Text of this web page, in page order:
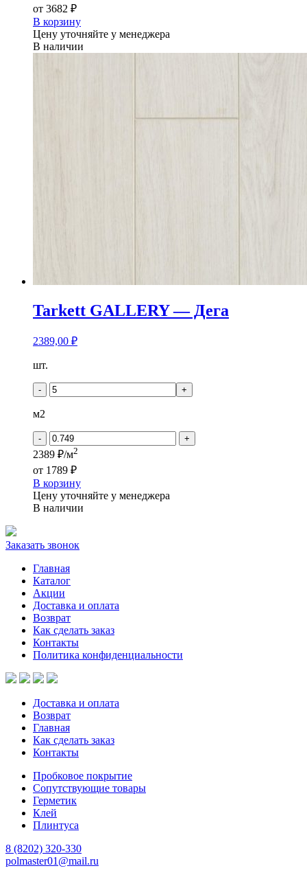
от 3682 ₽
В корзину
Цену уточняйте у менеджера
В наличии
Tarkett GALLERY — Дега
2389,00 ₽
Количество
Tarkett
-
шт.
- +
м2
- +
2389 ₽/м2
от 1789 ₽
В корзину
Цену уточняйте у менеджера
В наличии
Заказать звонок
Главная
Каталог
Акции
Доставка и оплата
Возврат
Как сделать заказ
Контакты
Политика конфиденциальности
Доставка и оплата
Возврат
Главная
Как сделать заказ
Контакты
Пробковое покрытие
Сопутствующие товары
Герметик
Клей
Плинтуса
8 (8202) 320-330
polmaster01@mail.ru